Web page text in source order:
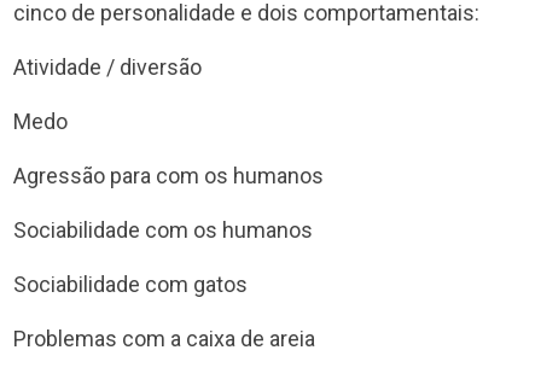
cinco de personalidade e dois comportamentais:
Atividade / diversão
Medo
Agressão para com os humanos
Sociabilidade com os humanos
Sociabilidade com gatos
Problemas com a caixa de areia